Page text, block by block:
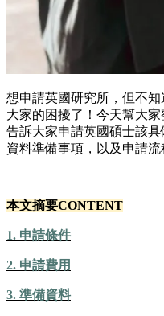
想申請英國研究所，但不
大家的困擾了！今天幫大
告訴大家申請英國碩士該
資料準備事項，以及申請
本文摘要CONTENT
1. 申請條件
2. 申請費用
3. 準備資料